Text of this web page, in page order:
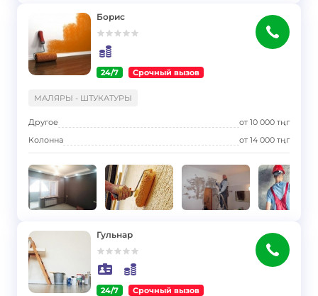
Борис
24/7 Срочный вызов
МАЛЯРЫ - ШТУКАТУРЫ
Другое от10 000 тңг
Колонна
от14 000 тңг
Гульнар
24/7 Срочный вызов